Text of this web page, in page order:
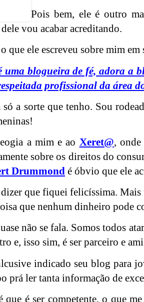
Pois bem, ele é outro
vou acabar acreditando.
que ele escreveu sobre mim
uma blogueira de fé, adora a
profissional da área
a sorte que tenho. Sou
a mim e ao Xeret@, onde
sobre os direitos do
Drummond é óbvio que ele
que fiquei felicíssima.
que nenhum dinheiro pode
não se fala. Somos todos
e, isso sim, é ser parceiro e
indicado seu blog para
prá ler tanta informação de
que é ser competente, o que